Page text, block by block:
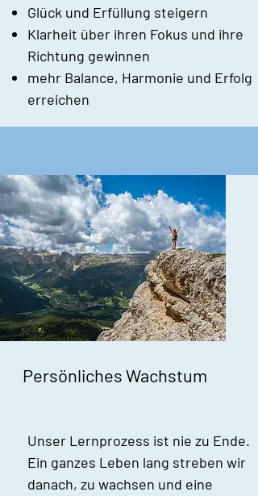
Glück und Erfüllung steigern
Klarheit über ihren Fokus und ihre
Richtung gewinnen
mehr Balance, Harmonie und Erfolg
erreichen
Persönliches Wachstum
Unser Lernprozess ist nie zu Ende.
Ein ganzes Leben lang streben wir
danach, zu wachsen und eine